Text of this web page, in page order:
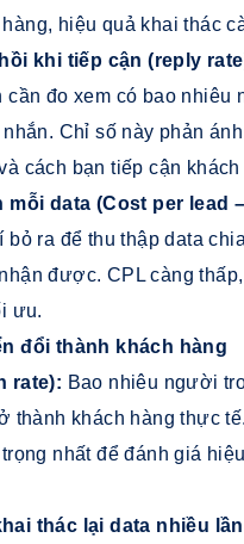
hiệu quả khai thác
khi tiếp cận (reply
cần đo xem có bao nhiêu
Chỉ số này phản
cách bạn tiếp cận khách
mỗi data (Cost per lead
bỏ ra để thu thập data
được. CPL càng
ưu.
đổi thành khách hàng
rate): Bao nhiêu người
thành khách hàng thực
nhất để đánh giá
thác lại data nhiều